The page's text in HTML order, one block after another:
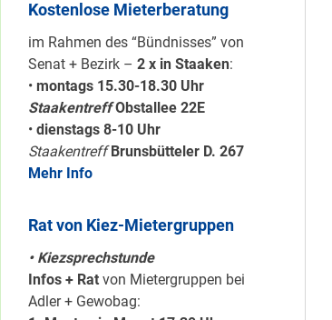
Kostenlose Mieterberatung
im Rahmen des “Bündnisses” von
Senat + Bezirk – 2 x in Staaken:
• montags 15.30-18.30 Uhr
Staakentreff Obstallee 22E
• dienstags 8-10 Uhr
Staakentreff Brunsbütteler D. 267
Mehr Info
Rat von Kiez-Mietergruppen
• Kiezsprechstunde
Infos + Rat von Mietergruppen bei
Adler + Gewobag: